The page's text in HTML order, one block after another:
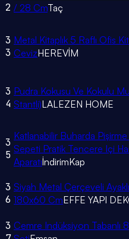
2 / 28 CmTaç
3
3
Metal Kitaplık 5 Raflı Ofis
CevizHEREVİM
3
4
Pudra Kokusu Ve Kokulu
Stantli)LALEZEN HOME
3
5
Katlanabilir Buharda Pişirme
Sepeti Pratik Tencere Içi
AparatıİndirimKap
3
6
Siyah Metal Çerçeveli
180x60 CmEFFE YAPI
3 Cemre Indüksiyon Tabanlı